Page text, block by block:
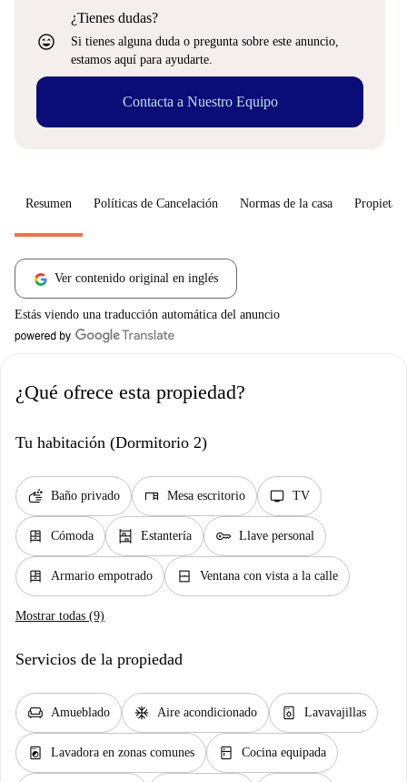
sentiment_very_satisfied
¿Tienes dudas?
Si tienes alguna duda o pregunta sobre este anuncio,
estamos aquí para ayudarte.
Contacta a Nuestro Equipo
Resumen Políticas de Cancelación Normas de la casa
Ver contenido original en inglés
Estás viendo una traducción automática del anuncio
¿Qué ofrece esta propiedad?
Tu habitación (Dormitorio 2)
soap Baño privado desk Mesa escritorio tv TV
dresser Cómoda shelves Estantería key Llave personal
dresser Armario empotrado window_closed Ventana con vista a la calle
Mostrar todas (9)
Servicios de la propiedad
chair Amueblado ac_unit Aire acondicionado dishwasher_gen Lavavajillas
local_laundry_service Lavadora en zonas comunes kitchen Cocina equipada